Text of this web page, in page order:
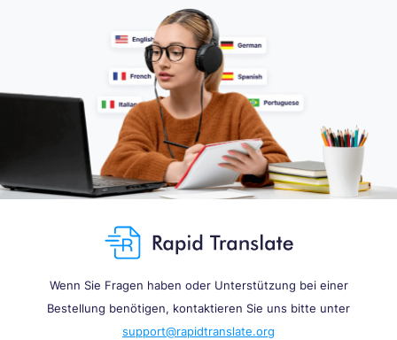
Wenn Sie Fragen haben oder Unterstützung bei einer
Bestellung benötigen, kontaktieren Sie uns bitte unter
support@rapidtranslate.org